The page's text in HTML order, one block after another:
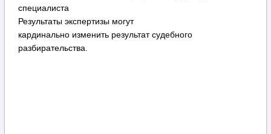
специалиста
Результаты экспертизы могут
кардинально изменить результат судебного
разбирательства.